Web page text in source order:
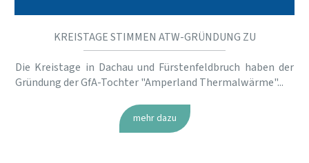
KREISTAGE STIMMEN ATW-GRÜNDUNG ZU
Die Kreistage in Dachau und Fürstenfeldbruch haben der
Gründung der GfA-Tochter "Amperland Thermalwärme"...
mehr dazu